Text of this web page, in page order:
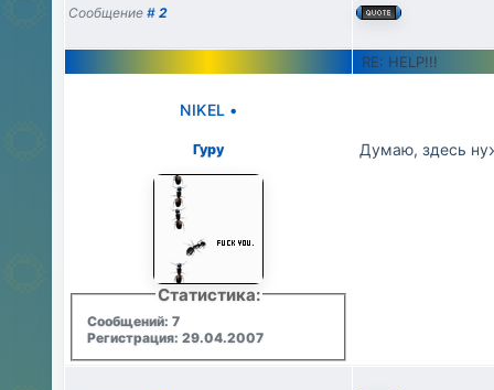
Сообщение#2
RE: HELP!!!
NIKEL •
Гуру
Статистика:
Сообщений: 7
Регистрация: 29.04.2007
Думаю, здесь